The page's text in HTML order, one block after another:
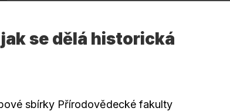
se dělá historická
sbírky Přírodovědecké fakulty